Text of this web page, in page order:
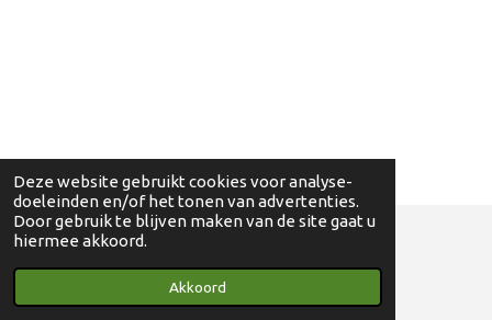
Deze website gebruikt cookies voor analyse-
doeleinden en/of het tonen van advertenties.
Door gebruik te blijven maken van de site gaat u
hiermee akkoord.
Akkoord